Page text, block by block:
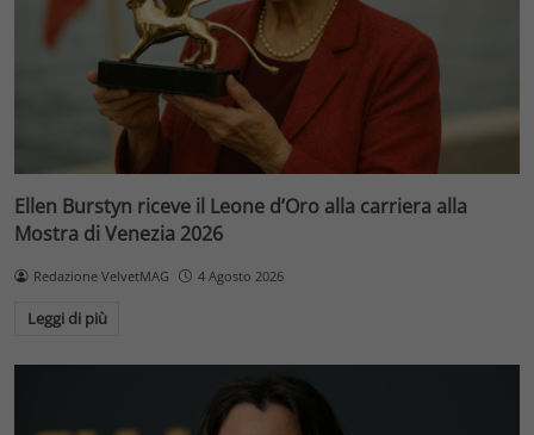
Ellen Burstyn riceve il Leone d’Oro alla carriera alla
Mostra di Venezia 2026
Redazione VelvetMAG 4 Agosto 2026
Leggi di più